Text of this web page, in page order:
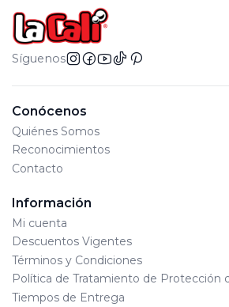
Síguenos
Conócenos
Quiénes Somos
Reconocimientos
Contacto
Información
Mi cuenta
Descuentos Vigentes
Términos y Condiciones
Política de Tratamiento de Protección
Tiempos de Entrega